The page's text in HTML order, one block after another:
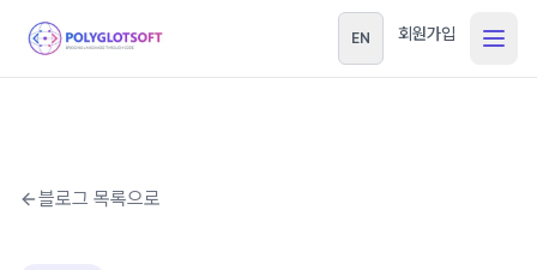
EN 회원가입
블로그 목록으로